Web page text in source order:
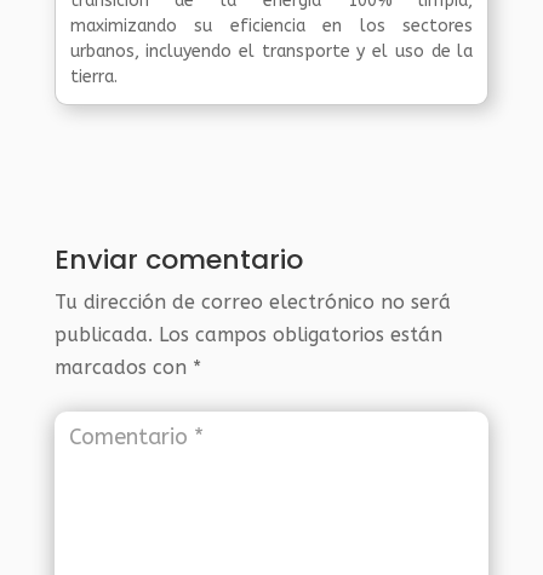
maximizando su eficiencia en los sectores
urbanos, incluyendo el transporte y el uso de la
tierra.
Enviar comentario
Tu dirección de correo electrónico no será
publicada. Los campos obligatorios están
marcados con *